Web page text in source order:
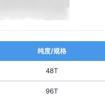
纯度/规格
48T
96T